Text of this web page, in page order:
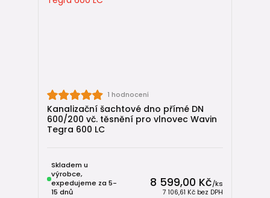
1 hodnocení
Kanalizační šachtové dno přímé DN
600/200 vč. těsnění pro vlnovec Wavin
Tegra 600 LC
8 599,00 Kč/ks
7 106,61 Kč bez DPH
Skladem u
výrobce,
expedujeme za 5-
15 dnů